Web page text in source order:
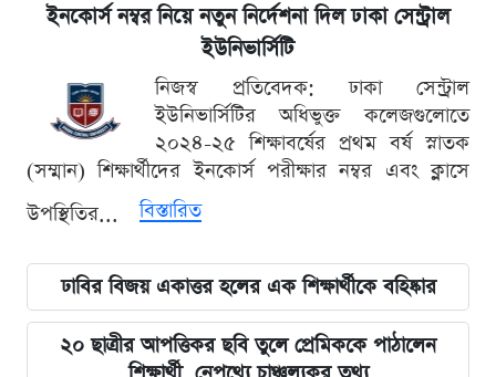
ইনকোর্স নম্বর নিয়ে নতুন নির্দেশনা দিল ঢাকা সেন্ট্রাল
ইউনিভার্সিটি
নিজস্ব প্রতিবেদক: ঢাকা সেন্ট্রাল
ইউনিভার্সিটির অধিভুক্ত কলেজগুলোতে
২০২৪-২৫ শিক্ষাবর্ষের প্রথম বর্ষ স্নাতক
(সম্মান) শিক্ষার্থীদের ইনকোর্স পরীক্ষার নম্বর এবং ক্লাসে
উপস্থিতির...
বিস্তারিত
ঢাবির বিজয় একাত্তর হলের এক শিক্ষার্থীকে বহিষ্কার
২০ ছাত্রীর আপত্তিকর ছবি তুলে প্রেমিককে পাঠালেন